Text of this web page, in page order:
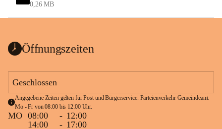
0,26 MB
Öffnungszeiten
Geschlossen
Angegebene Zeiten gelten für Post und Bürgerservice. Parteienverkehr Gemeindeamt
Mo - Fr von 08:00 bis 12:00 Uhr.
MO 08:00 - 12:00
14:00
- 17:00